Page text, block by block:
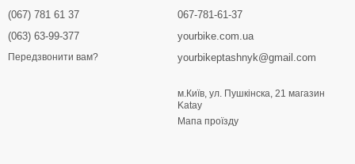
(067) 781 61 37
(063) 63-99-377
Передзвонити вам?
067-781-61-37
yourbike.com.ua
yourbikeptashnyk@gmail.com
м.Київ, ул. Пушкінска, 21 магазин
Katay
Мапа проїзду